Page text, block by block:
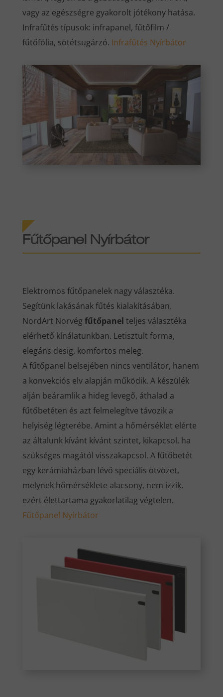
vagy az egészségre gyakorolt jótékony hatása.
Infrafűtés típusok: infrapanel, fűtőfilm /
fűtőfólia, sötétsugárzó. Infrafűtés Nyírbátor
Fűtőpanel Nyírbátor
Elektromos fűtőpanelek nagy választéka.
Segítünk lakásának fűtés kialakításában.
NordArt Norvég fűtőpanel teljes választéka
elérhető kínálatunkban. Letisztult forma,
elegáns desig, komfortos meleg.
A fűtőpanel belsejében nincs ventilátor, hanem
a konvekciós elv alapján működik. A készülék
alján beáramlik a hideg levegő, áthalad a
fűtőbetéten és azt felmelegítve távozik a
helyiség légterébe. Amint a hőmérséklet elérte
az általunk kívánt kívánt szintet, kikapcsol, ha
szükséges magától visszakapcsol. A fűtőbetét
egy kerámiaházban lévő speciális ötvözet,
melynek hőmérséklete alacsony, nem izzik,
ezért élettartama gyakorlatilag végtelen.
Fűtőpanel Nyírbátor